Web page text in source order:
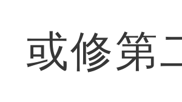
或修第